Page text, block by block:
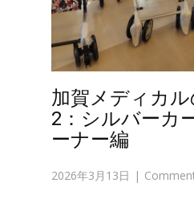
加賀メディカ
2：シルバーカ
ーナー編
2026年3月13日